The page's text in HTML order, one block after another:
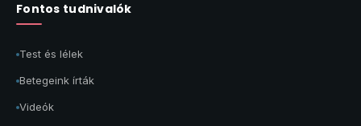
Fontos tudnivalók
Test és lélek
Betegeink írták
Videók